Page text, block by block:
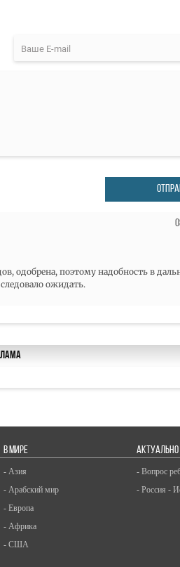
одобрена, поэтому надобность в
ожидать.
В МИРЕ
- Азия
- Арабский мир
- Европа
- Африка
- США
АКТУАЛЬНО
- Вопрос
- Россия -